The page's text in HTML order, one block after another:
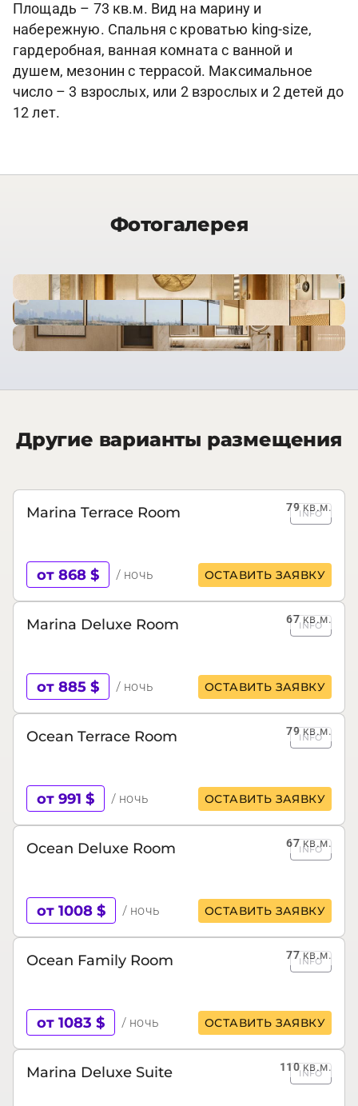
Площадь – 73 кв.м. Вид на марину и
набережную. Спальня с кроватью king-size,
гардеробная, ванная комната с ванной и
душем, мезонин с террасой. Максимальное
число – 3 взрослых, или 2 взрослых и 2 детей до
12 лет.
Фотогалерея
Другие варианты размещения
79кв.м.
Marina Terrace Room INFO
от 868 $ / ночь ОСТАВИТЬ ЗАЯВКУ
67кв.м.
Marina Deluxe Room INFO
от 885 $ / ночь ОСТАВИТЬ ЗАЯВКУ
79кв.м.
Ocean Terrace Room INFO
от 991 $ / ночь ОСТАВИТЬ ЗАЯВКУ
67кв.м.
Ocean Deluxe Room INFO
от 1008 $ / ночь ОСТАВИТЬ ЗАЯВКУ
77кв.м.
Ocean Family Room INFO
от 1083 $ / ночь ОСТАВИТЬ ЗАЯВКУ
110кв.м.
Marina Deluxe Suite INFO